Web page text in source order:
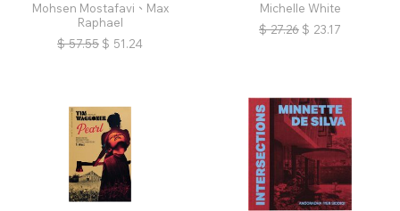
Mohsen Mostafavi、Max
Raphael
$ 57.55 $ 51.24
Michelle White
$ 27.26 $ 23.17